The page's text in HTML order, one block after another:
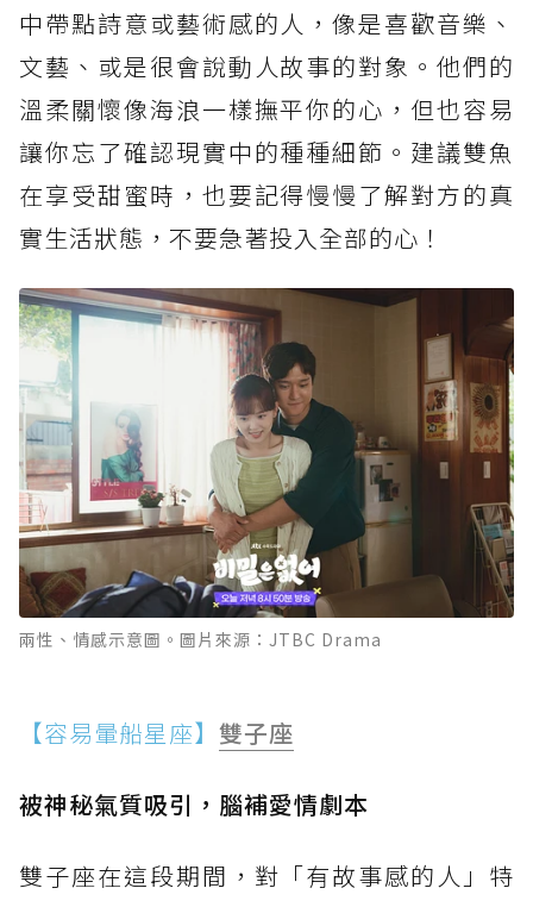
中帶點詩意或藝術感的人，像是喜歡音樂、
文藝、或是很會說動人故事的對象。他們的
溫柔關懷像海浪一樣撫平你的心，但也容易
讓你忘了確認現實中的種種細節。建議雙魚
在享受甜蜜時，也要記得慢慢了解對方的真
實生活狀態，不要急著投入全部的心！
兩性、情感示意圖。圖片來源：JTBC Drama
【容易暈船星座】 雙子座
被神秘氣質吸引，腦補愛情劇本
雙子座在這段期間，對「有故事感的人」特